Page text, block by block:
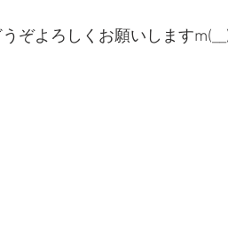
ぞよろしくお願いします